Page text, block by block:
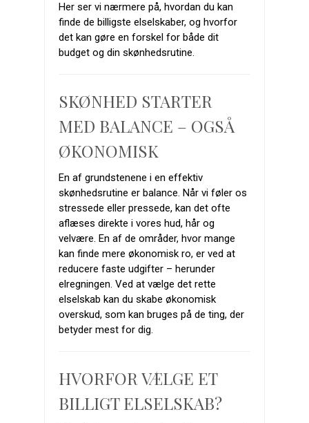
Her ser vi nærmere på, hvordan du kan
finde de billigste elselskaber, og hvorfor
det kan gøre en forskel for både dit
budget og din skønhedsrutine.
SKØNHED STARTER
MED BALANCE – OGSÅ
ØKONOMISK
En af grundstenene i en effektiv
skønhedsrutine er balance. Når vi føler os
stressede eller pressede, kan det ofte
aflæses direkte i vores hud, hår og
velvære. En af de områder, hvor mange
kan finde mere økonomisk ro, er ved at
reducere faste udgifter – herunder
elregningen. Ved at vælge det rette
elselskab kan du skabe økonomisk
overskud, som kan bruges på de ting, der
betyder mest for dig.
HVORFOR VÆLGE ET
BILLIGT ELSELSKAB?